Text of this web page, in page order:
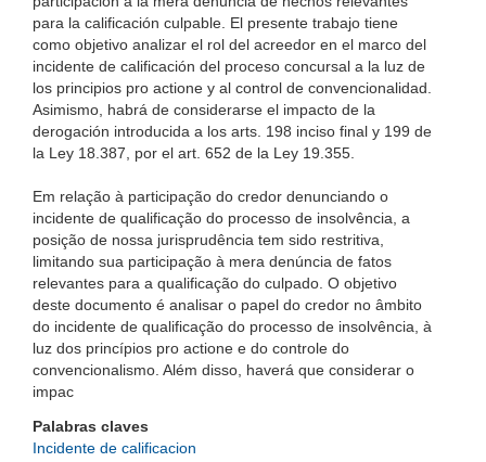
para la calificación culpable. El presente trabajo tiene
como objetivo analizar el rol del acreedor en el marco del
incidente de calificación del proceso concursal a la luz de
los principios pro actione y al control de convencionalidad.
Asimismo, habrá de considerarse el impacto de la
derogación introducida a los arts. 198 inciso final y 199 de
la Ley 18.387, por el art. 652 de la Ley 19.355.
Em relação à participação do credor denunciando o
incidente de qualificação do processo de insolvência, a
posição de nossa jurisprudência tem sido restritiva,
limitando sua participação à mera denúncia de fatos
relevantes para a qualificação do culpado. O objetivo
deste documento é analisar o papel do credor no âmbito
do incidente de qualificação do processo de insolvência, à
luz dos princípios pro actione e do controle do
convencionalismo. Além disso, haverá que considerar o
impac
Palabras claves
Incidente de calificacion